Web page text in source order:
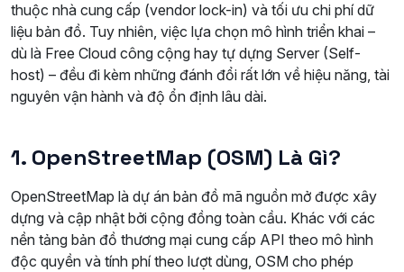
thuộc nhà cung cấp (vendor lock-in) và tối ưu chi phí dữ
liệu bản đồ. Tuy nhiên, việc lựa chọn mô hình triển khai –
dù là Free Cloud công cộng hay tự dựng Server (Self-
host) – đều đi kèm những đánh đổi rất lớn về hiệu năng, tài
nguyên vận hành và độ ổn định lâu dài.
1. OpenStreetMap (OSM) Là Gì?
OpenStreetMap là dự án bản đồ mã nguồn mở được xây
dựng và cập nhật bởi cộng đồng toàn cầu. Khác với các
nền tảng bản đồ thương mại cung cấp API theo mô hình
độc quyền và tính phí theo lượt dùng, OSM cho phép